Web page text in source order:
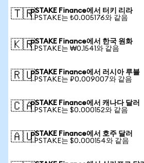
🇹🇷pSTAKE Finance에서 터키 리라
1 PSTAKE는 ₺0.005176와 같음
🇰🇷pSTAKE Finance에서 한국 원화
1 PSTAKE는 ₩0.1541와 같음
🇷🇺pSTAKE Finance에서 러시아 루블
1 PSTAKE는 ₽0.009007와 같음
🇨🇦pSTAKE Finance에서 캐나다 달러
1 PSTAKE는 $0.000152와 같음
🇦🇺pSTAKE Finance에서 호주 달러
1 PSTAKE는 $0.000154와 같음